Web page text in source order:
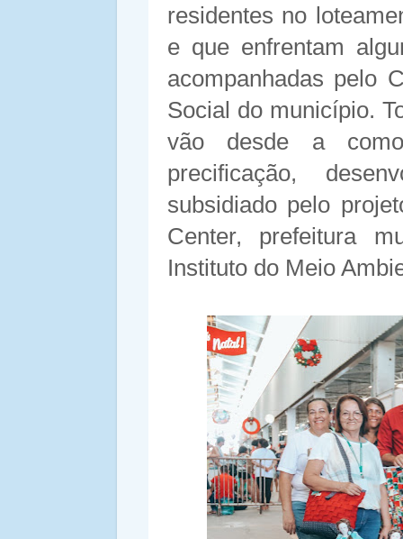
residentes no
e que enfrentam
acompanhadas pelo
Social do município.
vão desde a
precificação,
subsidiado pelo
Center, prefeitura
Instituto do Meio